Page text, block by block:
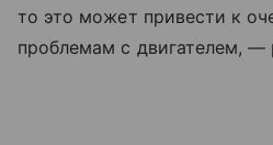
то это может привести к
проблемам с двигателем, —